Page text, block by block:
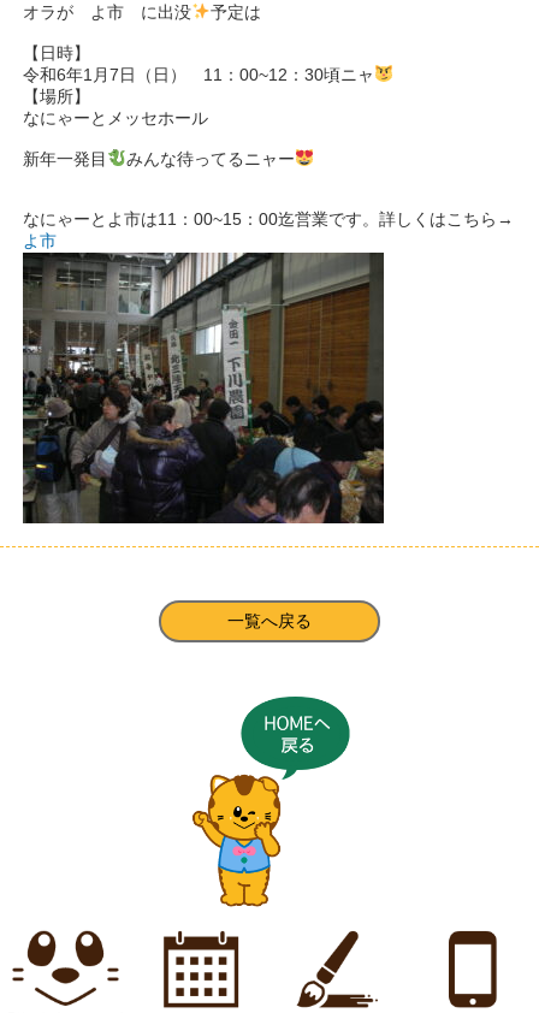
オラが よ市 に出没 予定は
【日時】
令和6年1月7日（日） 11：00~12：30頃ニャ
【場所】
なにゃーとメッセホール
新年一発目 みんな待ってるニャー
なにゃーとよ市は11：00~15：00迄営業です。詳しくはこちら→
よ市
一覧へ戻る